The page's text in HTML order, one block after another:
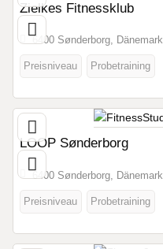
Zielkes Fitnessklub
6400 Sønderborg, Dänemark
Preisniveau Probetraining
LOOP Sønderborg
6400 Sønderborg, Dänemark
Preisniveau Probetraining